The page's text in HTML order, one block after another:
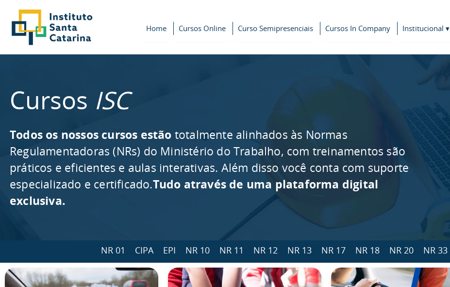
Home Cursos Online Curso Semipresenciais Cursos In Company Institucional ▾
Cursos ISC
Todos os nossos cursos estão totalmente alinhados às Normas
Regulamentadoras (NRs) do Ministério do Trabalho, com treinamentos são
práticos e eficientes e aulas interativas. Além disso você conta com suporte
especializado e certificado.Tudo através de uma plataforma digital
exclusiva.
NR 01 CIPA EPI NR 10 NR 11 NR 12 NR 13 NR 17 NR 18 NR 20 NR 33